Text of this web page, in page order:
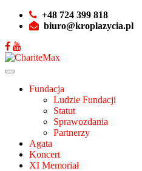
+48 724 399 818
biuro@kroplazycia.pl
Fundacja
Ludzie Fundacji
Statut
Sprawozdania
Partnerzy
Agata
Koncert
XI Memoriał